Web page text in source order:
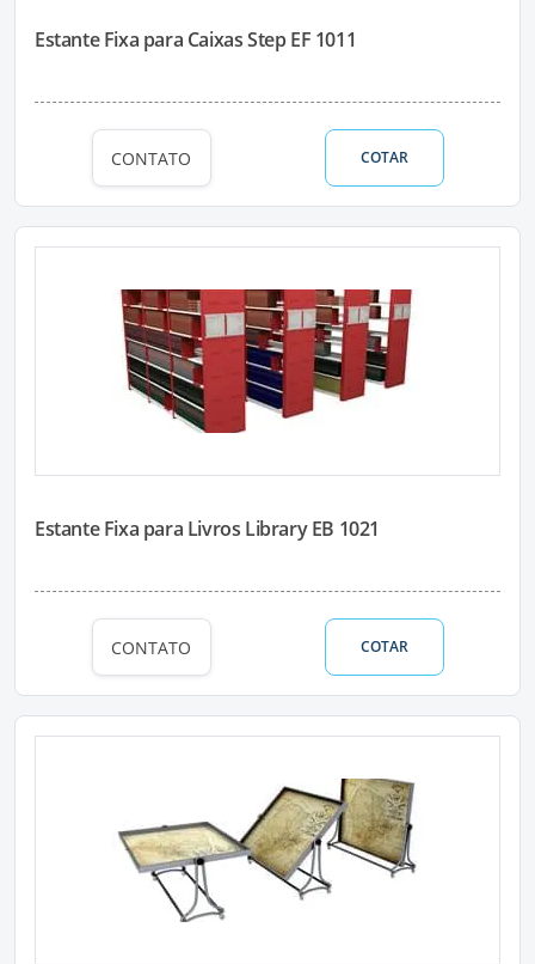
Estante Fixa para Caixas Step EF 1011
CONTATO COTAR
Estante Fixa para Livros Library EB 1021
CONTATO COTAR